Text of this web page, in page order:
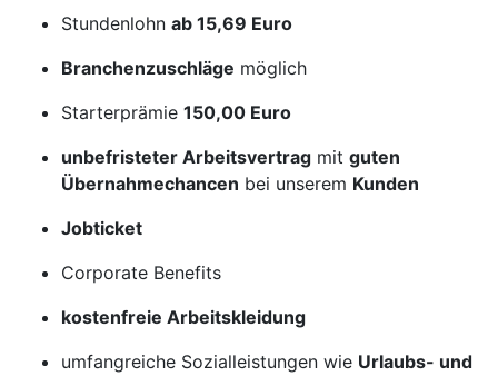
Stundenlohn ab 15,69 Euro
Branchenzuschläge möglich
Starterprämie 150,00 Euro
unbefristeter Arbeitsvertrag mit guten
Übernahmechancen bei unserem Kunden
Jobticket
Corporate Benefits
kostenfreie Arbeitskleidung
umfangreiche Sozialleistungen wie Urlaubs- und